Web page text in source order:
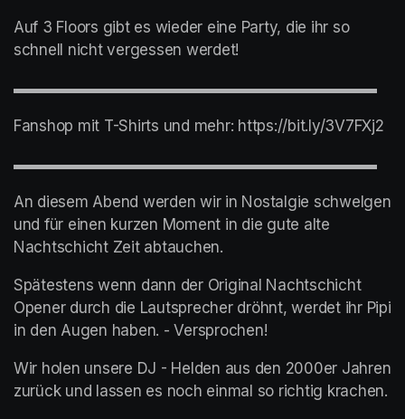
Auf 3 Floors gibt es wieder eine Party, die ihr so
schnell nicht vergessen werdet!
▬▬▬▬▬▬▬▬▬▬▬▬▬▬▬▬▬▬▬▬▬▬▬▬
Fanshop mit T-Shirts und mehr: https://bit.ly/3V7FXj2
▬▬▬▬▬▬▬▬▬▬▬▬▬▬▬▬▬▬▬▬▬▬▬▬
An diesem Abend werden wir in Nostalgie schwelgen
und für einen kurzen Moment in die gute alte
Nachtschicht Zeit abtauchen.
Spätestens wenn dann der Original Nachtschicht
Opener durch die Lautsprecher dröhnt, werdet ihr Pipi
in den Augen haben. - Versprochen!
Wir holen unsere DJ - Helden aus den 2000er Jahren
zurück und lassen es noch einmal so richtig krachen.